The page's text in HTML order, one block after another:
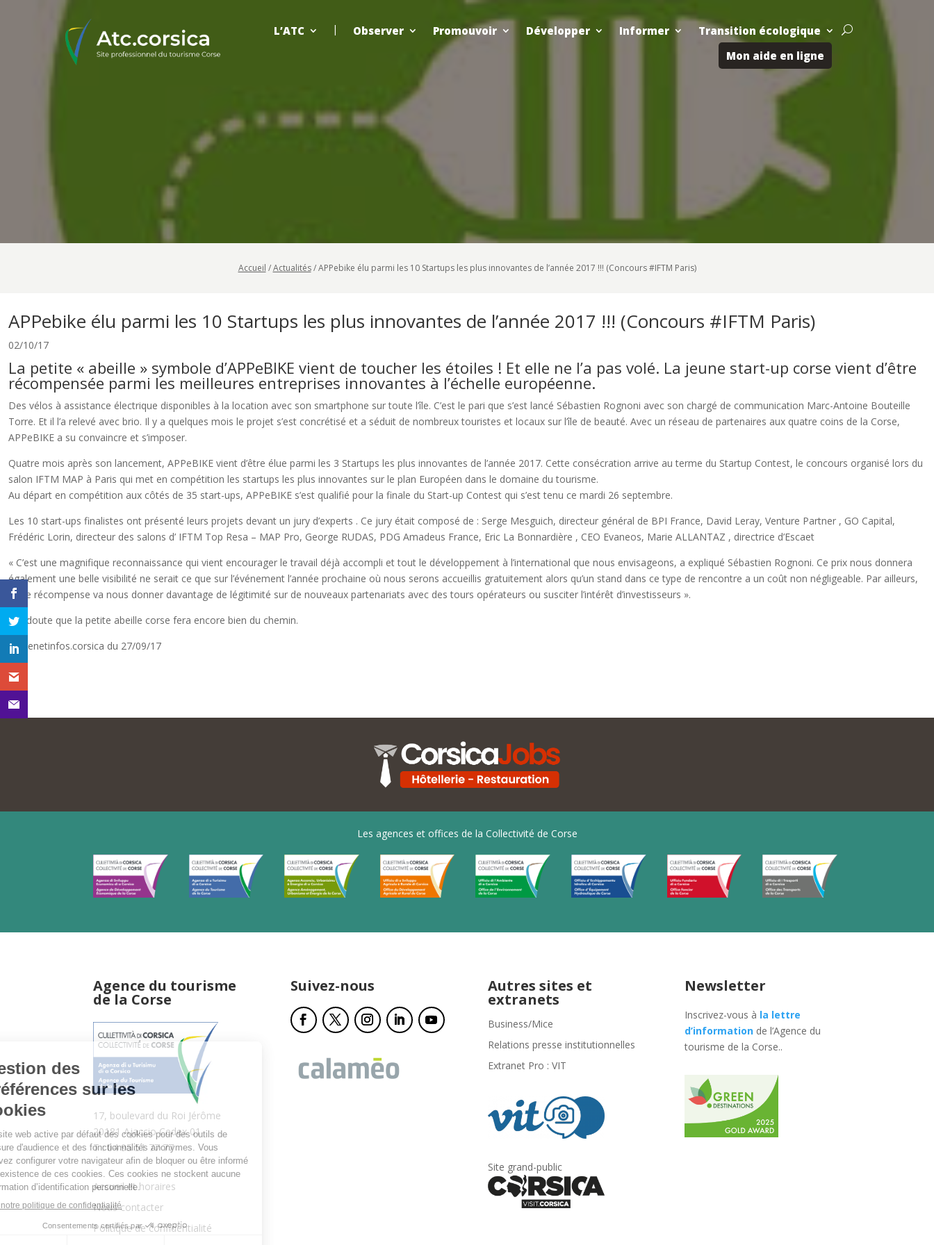
L’ATC Observer Promouvoir Développer Informer
Transition écologique
Mon aide en ligne
U
Accueil /Actualités/APPebike élu parmi les 10 Startups les plus innovantes de l’année 2017 !!! (Concours #IFTM Paris)
APPebike élu parmi les 10 Startups les plus innovantes de l’année 2017 !!! (Concours #IFTM Paris)
02/10/17
La petite « abeille » symbole d’APPeBIKE vient de toucher les étoiles ! Et elle ne l’a pas volé. La jeune start-up corse vient d’être
récompensée parmi les meilleures entreprises innovantes à l’échelle européenne.
Des vélos à assistance électrique disponibles à la location avec son smartphone sur toute l’île. C’est le pari que s’est lancé Sébastien Rognoni avec son chargé de communication Marc-Antoine Bouteille
Torre. Et il l’a relevé avec brio. Il y a quelques mois le projet s’est concrétisé et a séduit de nombreux touristes et locaux sur l’île de beauté. Avec un réseau de partenaires aux quatre coins de la Corse,
APPeBIKE a su convaincre et s’imposer.
Quatre mois après son lancement, APPeBIKE vient d’être élue parmi les 3 Startups les plus innovantes de l’année 2017. Cette consécration arrive au terme du Startup Contest, le concours organisé lors du
salon IFTM MAP à Paris qui met en compétition les startups les plus innovantes sur le plan Européen dans le domaine du tourisme.
Au départ en compétition aux côtés de 35 start-ups, APPeBIKE s’est qualifié pour la finale du Start-up Contest qui s’est tenu ce mardi 26 septembre.
Les 10 start-ups finalistes ont présenté leurs projets devant un jury d’experts . Ce jury était composé de : Serge Mesguich, directeur général de BPI France, David Leray, Venture Partner , GO Capital,
Frédéric Lorin, directeur des salons d’ IFTM Top Resa – MAP Pro, George RUDAS, PDG Amadeus France, Eric La Bonnardière , CEO Evaneos, Marie ALLANTAZ , directrice d’Escaet
« C’est une magnifique reconnaissance qui vient encourager le travail déjà accompli et tout le développement à l’international que nous envisageons, a expliqué Sébastien Rognoni. Ce prix nous donnera
également une belle visibilité ne serait ce que sur l’événement l’année prochaine où nous serons accueillis gratuitement alors qu’un stand dans ce type de rencontre a un coût non négligeable. Par ailleurs,
cette récompense va nous donner davantage de légitimité sur de nouveaux partenariats avec des tours opérateurs ou susciter l’intérêt d’investisseurs ».
Nul doute que la petite abeille corse fera encore bien du chemin.
corsenetinfos.corsica du 27/09/17
Les agences et offices de la Collectivité de Corse
Agence du tourisme
de la Corse
17, boulevard du Roi Jérôme
20181 Ajaccio Cedex 01
T : 04 95 51 77 77
Accueil et horaires
Nous contacter
Politique de confidentialité
Suivez-nous Autres sites et
extranets
Business/Mice
Relations presse institutionnelles
Extranet Pro : VIT
Site grand-public
Newsletter
Inscrivez-vous à la lettre
d’information de l’Agence du
tourisme de la Corse..